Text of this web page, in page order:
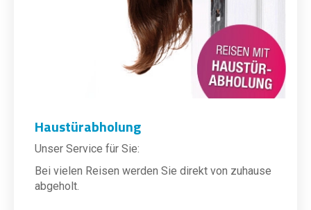
Haustürabholung
Unser Service für Sie:
Bei vielen Reisen werden Sie direkt von zuhause
abgeholt.